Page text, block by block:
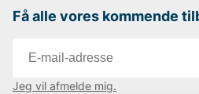
Få alle vores kommende
Jeg vil afmelde mig.